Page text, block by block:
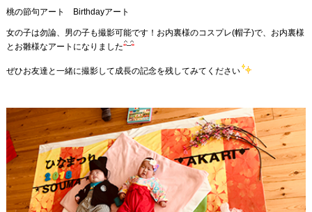
桃の節句アート Birthdayアート
女の子は勿論、男の子も撮影可能です！お内裏様のコスプレ(帽子)で、お内裏様
とお雛様なアートになりました
ぜひお友達と一緒に撮影して成長の記念を残してみてください